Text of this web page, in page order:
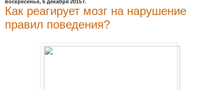
воскресенье, 6 декабря 2015 г.
Как реагирует мозг на нарушение
правил поведения?